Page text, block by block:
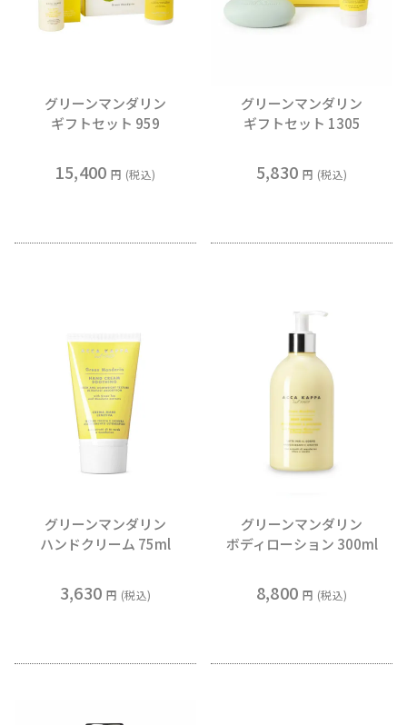
グリーンマンダリン
ギフトセット 959
15,400 税込
グリーンマンダリン
ギフトセット 1305
5,830 税込
グリーンマンダリン
ハンドクリーム 75ml
3,630 税込
グリーンマンダリン
ボディローション 300ml
8,800 税込